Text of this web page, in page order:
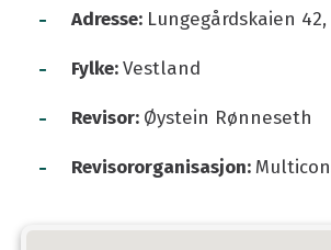
- Adresse: Lungegårdskaien
- Fylke:Vestland
- Revisor: Øystein Rønneseth
- Revisororganisasjon: